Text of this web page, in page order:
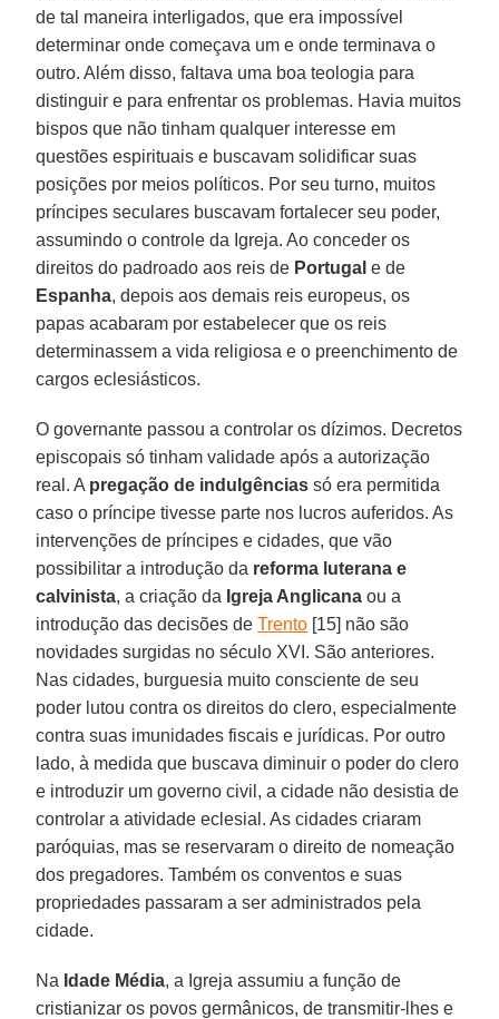
de tal maneira interligados, que era impossível
determinar onde começava um e onde terminava o
outro. Além disso, faltava uma boa teologia para
distinguir e para enfrentar os problemas. Havia muitos
bispos que não tinham qualquer interesse em
questões espirituais e buscavam solidificar suas
posições por meios políticos. Por seu turno, muitos
príncipes seculares buscavam fortalecer seu poder,
assumindo o controle da Igreja. Ao conceder os
direitos do padroado aos reis de Portugal e de
Espanha, depois aos demais reis europeus, os
papas acabaram por estabelecer que os reis
determinassem a vida religiosa e o preenchimento de
cargos eclesiásticos.
O governante passou a controlar os dízimos. Decretos
episcopais só tinham validade após a autorização
real. A pregação de indulgências só era permitida
caso o príncipe tivesse parte nos lucros auferidos. As
intervenções de príncipes e cidades, que vão
possibilitar a introdução da reforma luterana e
calvinista, a criação da Igreja Anglicana ou a
introdução das decisões deTrento [15] não são
novidades surgidas no século XVI. São anteriores.
Nas cidades, burguesia muito consciente de seu
poder lutou contra os direitos do clero, especialmente
contra suas imunidades fiscais e jurídicas. Por outro
lado, à medida que buscava diminuir o poder do clero
e introduzir um governo civil, a cidade não desistia de
controlar a atividade eclesial. As cidades criaram
paróquias, mas se reservaram o direito de nomeação
dos pregadores. Também os conventos e suas
propriedades passaram a ser administrados pela
cidade.
Na Idade Média, a Igreja assumiu a função de
cristianizar os povos germânicos, de transmitir-lhes e